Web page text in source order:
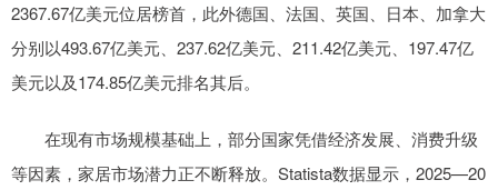
2367.67亿美元位居榜首，此外德国、法国、英国、日本、加拿大
分别以493.67亿美元、237.62亿美元、211.42亿美元、197.47亿
美元以及174.85亿美元排名其后。
在现有市场规模基础上，部分国家凭借经济发展、消费升级
等因素，家居市场潜力正不断释放。Statista数据显示，2025—20